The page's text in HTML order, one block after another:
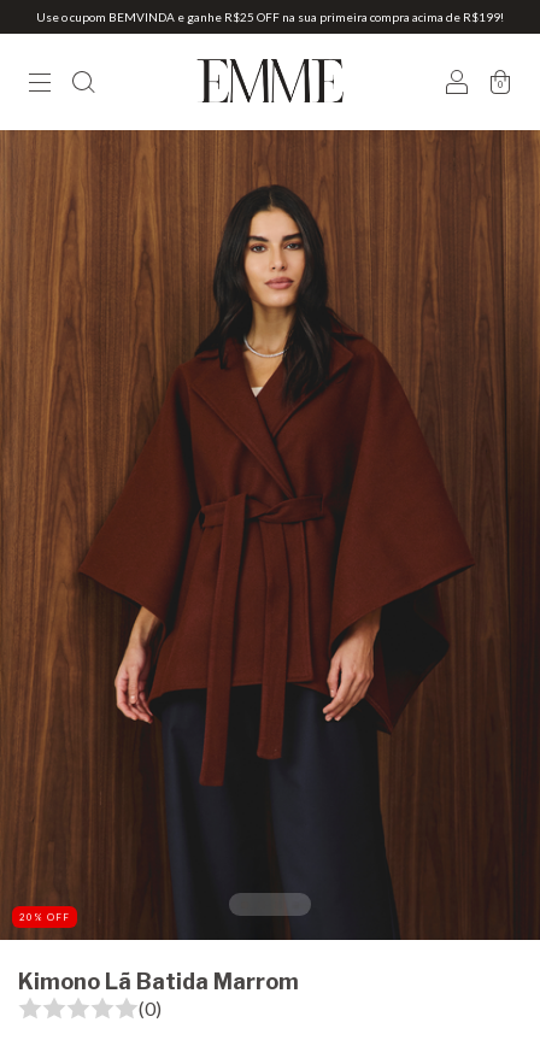
Use o cupom BEMVINDA e ganhe R$25 OFF na sua primeira compra acima de R$199!
0
20 % OFF
Kimono Lã Batida Marrom
(0)